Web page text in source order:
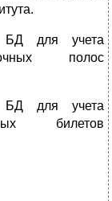
БД для учета
полос
БД для учета
билетов